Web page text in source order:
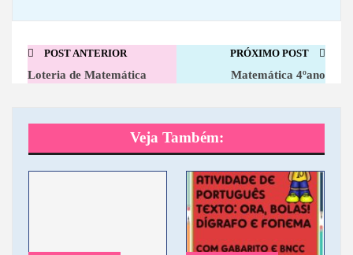
POST ANTERIOR
Loteria de Matemática
PRÓXIMO POST
Matemática 4ºano
Veja Também: